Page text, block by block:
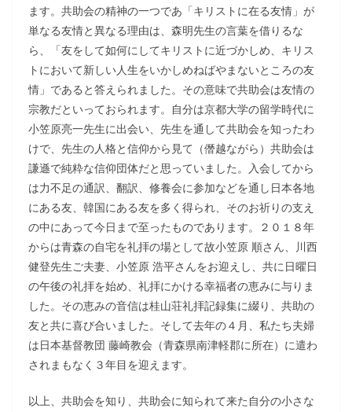
ます。共助会の精神の一つであ「キリストに在る友情」が
単なる友情と異なる理由は、森明先生の言葉を借りるな
ら、「友をして如何にしてキリストに近づかしめ、キリス
トにおいて新しい人生をいかしめねばやまないところの友
情」であると答えられました。その意味で共助会は友情の
宗教だといっておられます。自分は京都大学の留学時代に
小笠原亮一先生に出会い、先生を通して共助会を知ったわ
けで、先生の人格と信仰から見て（僭越ながら）共助会は
謙遜で純粋な信仰団体だと思っていました。入会してから
は力不足の通訳、翻訳、修養会に参加などを通し日本各地
にある友、韓国にある友を多く得られ、そのお祈りの支え
の中にあって今日まで至ったものであります。２０１８年
からは青森の自宅を礼拝の場として故小笠原 順さん、川西
健登先生ご夫妻、小笠原 浩平さんをお迎えし、共に日曜日
の午後の礼拝を始め、礼拝にかける幸福者の恵みに与りま
した。その恵みの音信は桂山荘礼拝記録集に綴り、共助の
友と共に喜び合いました。そして去年の４月、私たち夫婦
は日本基督教団 藤崎教会（青森県南津軽郡に所在）に遣わ
されまもなく３年目を迎えます。
以上、共助会を知り、共助会に知られて来た自分の小さな